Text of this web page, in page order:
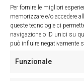
Per fornire le migliori
memorizzare e/o accedere
queste tecnologie ci
navigazione o ID unici su
può influire negativamente
Funzionale